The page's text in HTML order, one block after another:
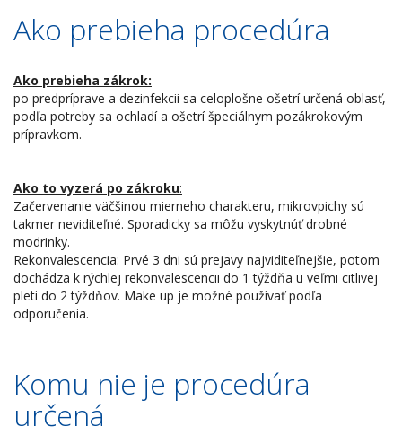
Ako prebieha procedúra
Ako prebieha zákrok:
po predpríprave a dezinfekcii sa celoplošne ošetrí určená oblasť,
podľa potreby sa ochladí a ošetrí špeciálnym pozákrokovým
prípravkom.
Ako to vyzerá po zákroku:
Začervenanie väčšinou mierneho charakteru, mikrovpichy sú
takmer neviditeľné. Sporadicky sa môžu vyskytnúť drobné
modrinky.
Rekonvalescencia: Prvé 3 dni sú prejavy najviditeľnejšie, potom
dochádza k rýchlej rekonvalescencii do 1 týždňa u veľmi citlivej
pleti do 2 týždňov. Make up je možné používať podľa
odporučenia.
Komu nie je procedúra
určená